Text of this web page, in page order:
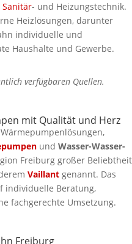
Sanitär- und Heizungstechnik.
Heizlösungen, darunter
individuelle und
Haushalte und Gewerbe.
verfügbaren Quellen.
mit Qualität und Herz
und Wasser-Wasser-
Freiburg großer Beliebtheit
Vaillant genannt. Das
individuelle Beratung,
fachgerechte Umsetzung.
Freiburg